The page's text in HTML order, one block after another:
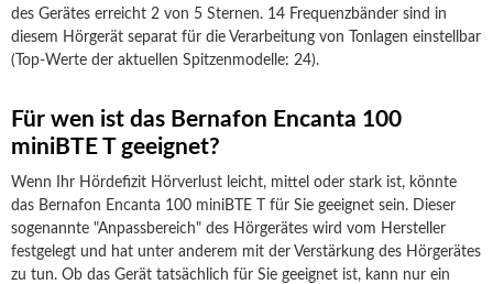
des Gerätes erreicht 2 von 5 Sternen. 14 Frequenzbänder sind in
diesem Hörgerät separat für die Verarbeitung von Tonlagen einstellbar
(Top-Werte der aktuellen Spitzenmodelle: 24).
Für wen ist das Bernafon Encanta 100
miniBTE T geeignet?
Wenn Ihr Hördefizit Hörverlust leicht, mittel oder stark ist, könnte
das Bernafon Encanta 100 miniBTE T für Sie geeignet sein. Dieser
sogenannte "Anpassbereich" des Hörgerätes wird vom Hersteller
festgelegt und hat unter anderem mit der Verstärkung des Hörgerätes
zu tun. Ob das Gerät tatsächlich für Sie geeignet ist, kann nur ein